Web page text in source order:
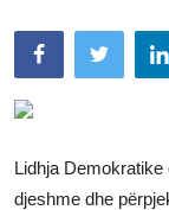
KOSOVA
LAJME NGA BOTA
SPORT
Lidhja
djeshme dhe